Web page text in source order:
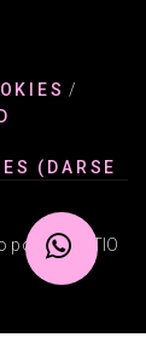
/
(DARSE
por @ADATIO